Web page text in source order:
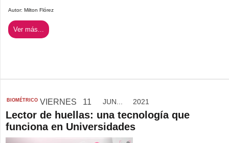
Autor: Milton Flórez
Ver más...
BIOMÉTRICO VIERNES 11 JUN... 2021
Lector de huellas: una tecnología que
funciona en Universidades